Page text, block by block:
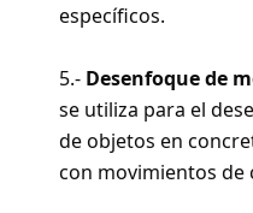
específicos.
5.- Desenfoque de
se utiliza para el
de objetos en
con movimientos de